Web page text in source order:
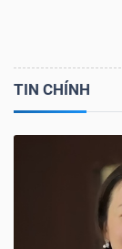
TIN CHÍNH